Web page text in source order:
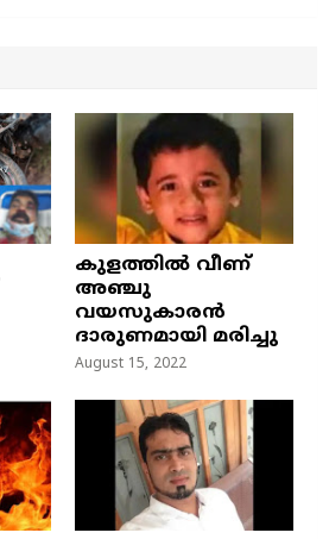
കുളത്തില്‍ വീണ്
അഞ്ചു
വയസുകാരന്‍
ദാരുണമായി മരിച്ചു
August 15, 2022